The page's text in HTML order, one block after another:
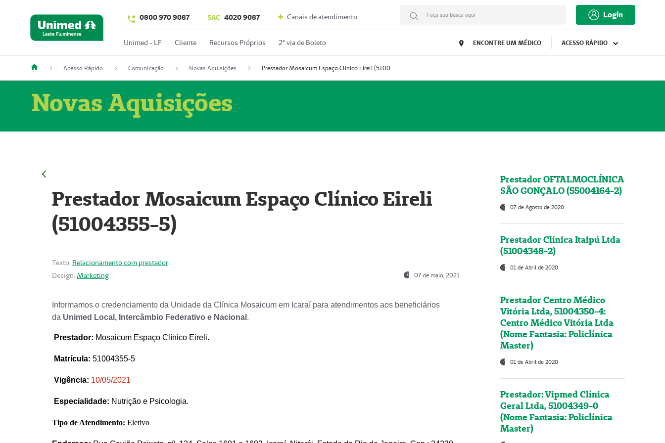
0800 970 9087 SAC 4020 9087 Canais de atendimento Faça sua busca aqui Login
Unimed - LF Cliente Recursos Próprios 2º via de Boleto ENCONTRE UM MÉDICO ACESSO RÁPIDO
Acesso Rápido Comunicação Novas Aquisições Prestador Mosaicum Espaço Clínico Eireli (51004355-5)
Novas Aquisições
Prestador Mosaicum Espaço Clínico Eireli
(51004355-5)
Texto: Relacionamento com prestador
Design: Marketing 07 de maio, 2021
Informamos o credenciamento da Unidade da Clínica Mosaicum em Icaraí para atendimentos aos beneficiários
da Unimed Local, Intercâmbio Federativo e Nacional .
Prestador: Mosaicum Espaço Clínico Eireli.
Matrícula: 51004355-5
Vigência: 10/05/2021
Especialidade: Nutrição e Psicologia.
Tipo de Atendimento: Eletivo
Prestador OFTALMOCLÍNICA
SÃO GONÇALO (55004164-2)
07 de Agosto de 2020
Prestador Clínica Itaipú Ltda
(51004348-2)
01 de Abril de 2020
Prestador Centro Médico
Vitória Ltda, 51004350-4:
Centro Médico Vitória Ltda
(Nome Fantasia: Policlínica
Master)
01 de Abril de 2020
Prestador: Vipmed Clínica
Geral Ltda, 51004349-0
(Nome Fantasia: Policlínica
Master)